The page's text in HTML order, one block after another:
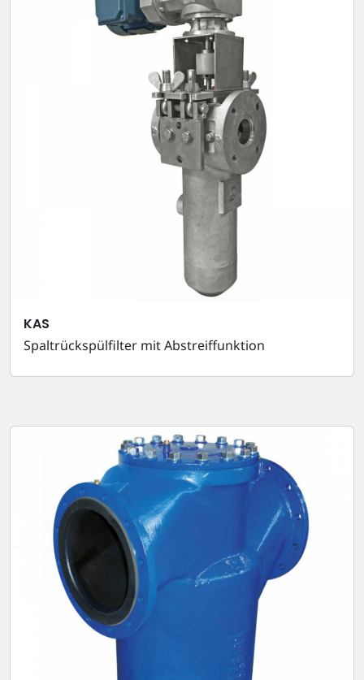
KAS
Spaltrückspülfilter mit Abstreiffunktion